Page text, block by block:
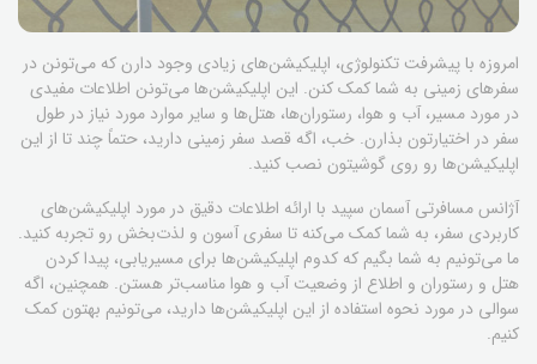
امروزه با پیشرفت تکنولوژی، اپلیکیشن‌های زیادی وجود دارن که می‌تونن در
سفرهای زمینی به شما کمک کنن. این اپلیکیشن‌ها می‌تونن اطلاعات مفیدی
در مورد مسیر، آب و هوا، رستوران‌ها، هتل‌ها و سایر موارد مورد نیاز در طول
سفر در اختیارتون بذارن. خب، اگه قصد سفر زمینی دارید، حتماً چند تا از این
اپلیکیشن‌ها رو روی گوشیتون نصب کنید.
آژانس مسافرتی آسمان سپید با ارائه اطلاعات دقیق در مورد اپلیکیشن‌های
کاربردی سفر، به شما کمک می‌کنه تا سفری آسون و لذت‌بخش رو تجربه کنید.
ما می‌تونیم به شما بگیم که کدوم اپلیکیشن‌ها برای مسیریابی، پیدا کردن
هتل و رستوران و اطلاع از وضعیت آب و هوا مناسب‌تر هستن. همچنین، اگه
سوالی در مورد نحوه استفاده از این اپلیکیشن‌ها دارید، می‌تونیم بهتون کمک
کنیم.